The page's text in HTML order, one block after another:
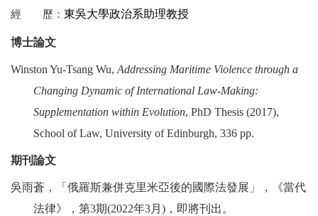
經 歷： 東吳大學政治系助理教授
博士論文
Winston Yu-Tsang Wu, Addressing Maritime Violence through a
Changing Dynamic of International Law-Making:
Supplementation within Evolution, PhD Thesis (2017),
School of Law, University of Edinburgh, 336 pp.
期刊論文
吳雨蒼，「俄羅斯兼併克里米亞後的國際法發展」，《當代
法律》，第3期(2022年3月 ) ，即將刊出。